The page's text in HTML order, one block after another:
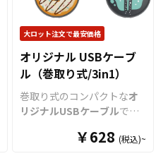
ください。
なカーブとなっているた
め、長時間の使用でも指へ
の負担が少ないのも特徴で
す。 スマホグリップとして
だけでなく、スマホスタン
ドとしてや、イヤホンコー
ドの収納にも利用できるの
で、オリジナルグッズとし
て多様性にも優れたアイテ
ムとなっております。 販売
大ロット注文で最安価格
オリジナル USBケーブ
ル（巻取り式/3in1）
巻取り式のコンパクトなオ
リジナルUSBケーブルで
Lightning/MicroUSB/Type
￥628 (税込)~